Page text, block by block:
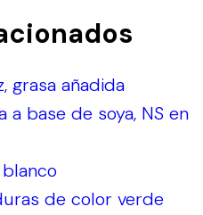
grasa añadida
a base de soya, NS en
de color verde